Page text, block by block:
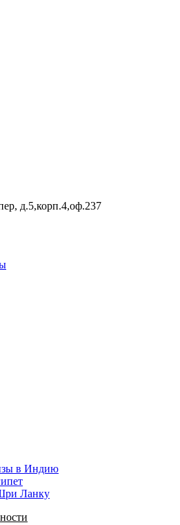
д.5,корп.4,оф.237
в Индию
Ланку